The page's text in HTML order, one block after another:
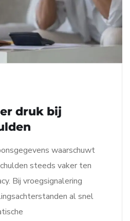
druk bij
waarschuwt
steeds vaker ten
Bij vroegsignalering
al snel